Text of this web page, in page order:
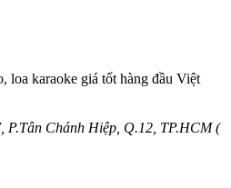
loa karaoke giá tốt hàng đầu Việt
P.Tân Chánh Hiệp, Q.12, TP.HCM (